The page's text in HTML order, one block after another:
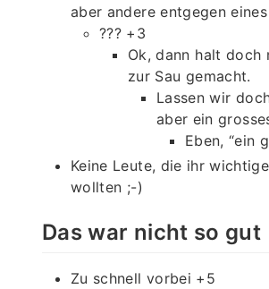
aber andere entgegen
??? +3
Ok, dann halt doch
zur Sau gemacht.
Lassen wir
aber ein
Eben, “ein
Keine Leute, die ihr
wollten ;-)
Das war nicht so gut
Zu schnell vorbei +5